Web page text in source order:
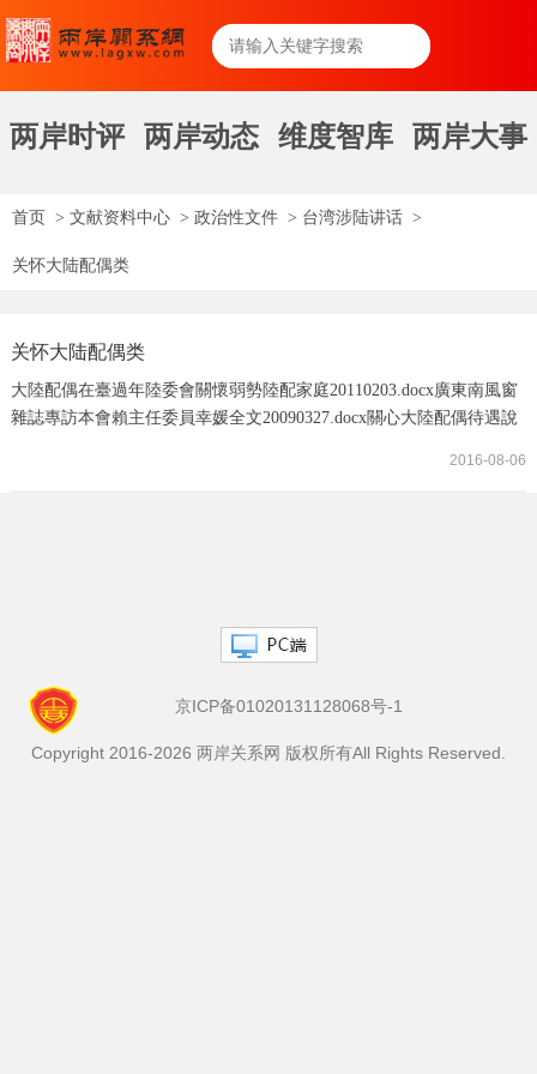
两岸时评 两岸动态 维度智库 两岸大事
首页 > 文献资料中心 > 政治性文件 > 台湾涉陆讲话 >
关怀大陆配偶类
关怀大陆配偶类
大陸配偶在臺過年陸委會關懷弱勢陸配家庭20110203.docx廣東南風窗
雜誌專訪本會賴主任委員幸媛全文20090327.docx關心大陸配偶待遇說
2016-08-06
京ICP备01020131128068号-1
Copyright 2016-2026 两岸关系网 版权所有All Rights Reserved.